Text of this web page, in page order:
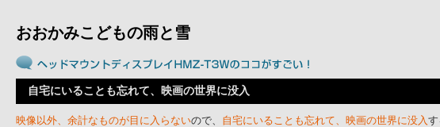
おおかみこどもの雨と雪
自宅にいることも忘れて、映画の世界に没入
映像以外、余計なものが目に入らないので、 自宅にいることも忘れて、映画の世界に没入